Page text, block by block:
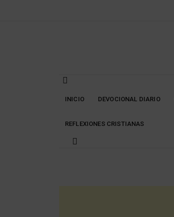
INICIO DEVOCIONAL DIARIO
REFLEXIONES CRISTIANAS